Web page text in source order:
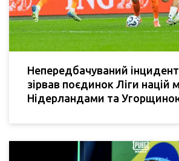
Непередбачуваний
зірвав поєдинок Ліги націй
Нідерландами та